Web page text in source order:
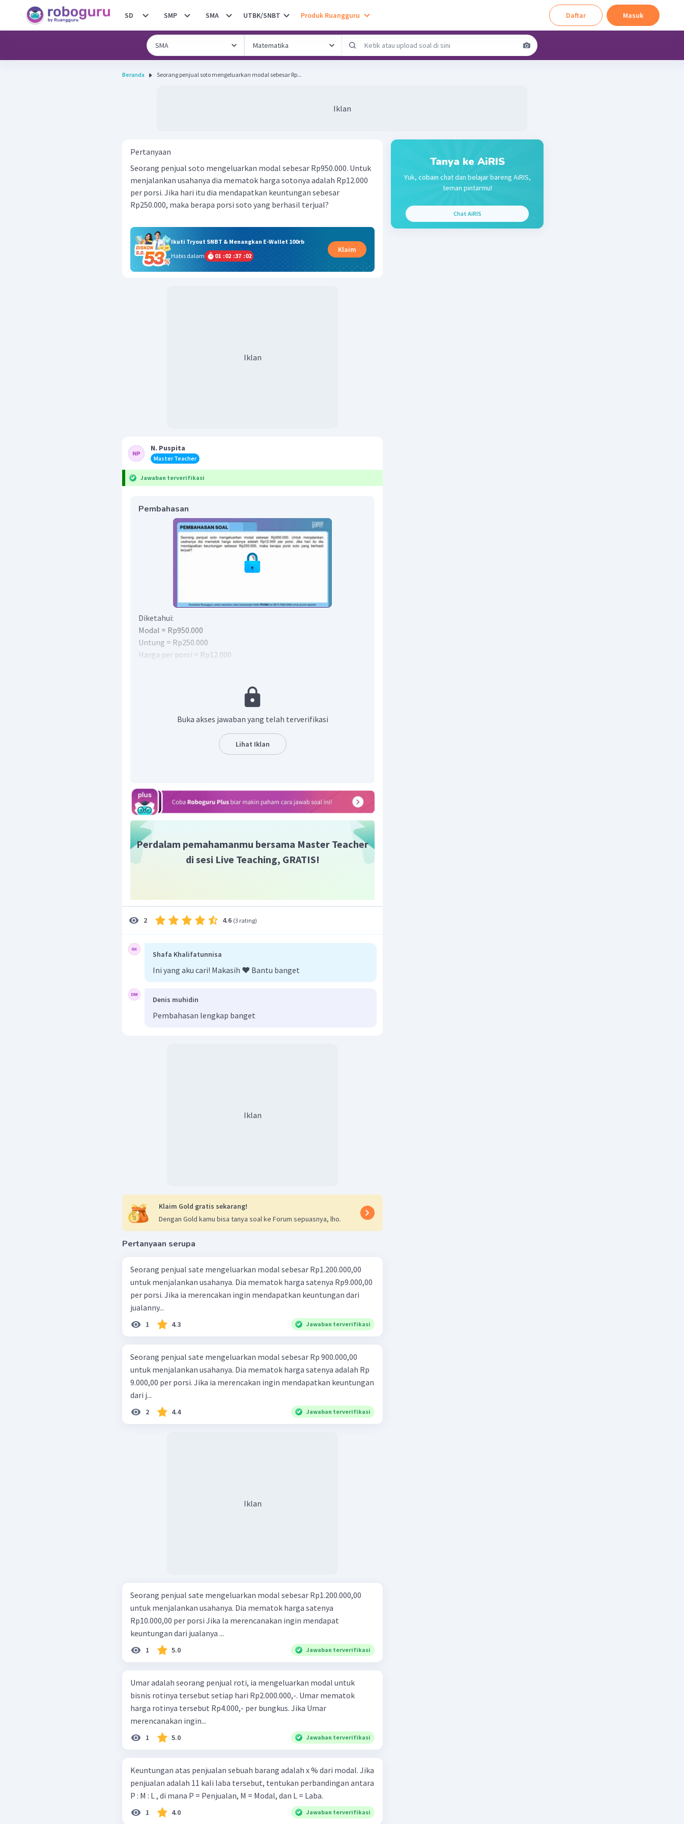
SD SMP SMA UTBK/SNBT Produk Ruangguru Daftar Masuk
Beranda Seorang penjual soto mengeluarkan modal sebesar Rp...
Iklan
Pertanyaan
Seorang penjual soto mengeluarkan modal sebesar Rp950.000. Untuk
menjalankan usahanya dia mematok harga sotonya adalah Rp12.000
per porsi. Jika hari itu dia mendapatkan keuntungan sebesar
Rp250.000, maka berapa porsi soto yang berhasil terjual?
Ikuti Tryout SNBT & Menangkan E-Wallet 100rb
Habis dalam
01 :02 :37 :01
Klaim
Iklan
N. Puspita
Master Teacher
Jawaban terverifikasi
Pembahasan
Diketahui:
Modal = Rp950.000
Untung = Rp250.000
Harga per porsi = Rp12.000
Buka akses jawaban yang telah terverifikasi
Lihat Iklan
Perdalam pemahamanmu bersama Master Teacher
di sesi Live Teaching, GRATIS!
2 4.6 (3 rating)
Shafa Khalifatunnisa
Ini yang aku cari! Makasih ❤️ Bantu banget
Denis muhidin
Pembahasan lengkap banget
Iklan
Klaim Gold gratis sekarang!
Dengan Gold kamu bisa tanya soal ke Forum sepuasnya, lho.
Pertanyaan serupa
Seorang penjual sate mengeluarkan modal sebesar Rp1.200.000,00
untuk menjalankan usahanya. Dia mematok harga satenya Rp9.000,00
per porsi. Jika ia merencakan ingin mendapatkan keuntungan dari
jualanny...
1 4.3 Jawaban terverifikasi
Seorang penjual sate mengeluarkan modal sebesar Rp 900.000,00
untuk menjalankan usahanya. Dia mematok harga satenya adalah Rp
9.000,00 per porsi. Jika ia merencakan ingin mendapatkan keuntungan
dari j...
2 4.4 Jawaban terverifikasi
Iklan
Seorang penjual sate mengeluarkan modal sebesar Rp1.200.000,00
untuk menjalankan usahanya. Dia mematok harga satenya
Rp10.000,00 per porsi Jika la merencanakan ingin mendapat
keuntungan dari jualanya ...
1 5.0 Jawaban terverifikasi
Umar adalah seorang penjual roti, ia mengeluarkan modal untuk
bisnis rotinya tersebut setiap hari Rp2.000.000,-. Umar mematok
harga rotinya tersebut Rp4.000,- per bungkus. Jika Umar
merencanakan ingin...
1 5.0 Jawaban terverifikasi
Keuntungan atas penjualan sebuah barang adalah x % dari modal. Jika
penjualan adalah 11 kali laba tersebut, tentukan perbandingan antara
P : M : L , di mana P = Penjualan, M = Modal, dan L = Laba.
1 4.0 Jawaban terverifikasi
Tanya ke AiRIS
Yuk, cobain chat dan belajar bareng AiRIS,
teman pintarmu!
Chat AiRIS